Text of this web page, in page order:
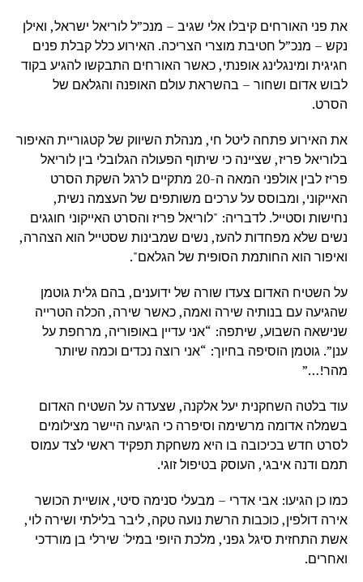
את פני האורחים קיבלו אלי שגיב – מנכ”ל לוריאל ישראל, ואילן
נקש – מנכ”ל חטיבת מוצרי הצריכה. האירוע כלל קבלת פנים
חגיגית ומינגלינג אופנתי, כאשר האורחים התבקשו להגיע בקוד
לבוש אדום ושחור – בהשראת עולם האופנה והגלאם של
הסרט.
את האירוע פתחה ליטל חי, מנהלת השיווק של קטגוריית האיפור
בלוריאל פריז, שציינה כי שיתוף הפעולה הגלובלי בין לוריאל
פריז לבין אולפני המאה ה-20 מתקיים לרגל השקת הסרט
האייקוני, ומבוסס על ערכים משותפים של העצמה נשית,
נחישות וסטייל. לדבריה: "לוריאל פריז והסרט האייקוני חוגגים
נשים שלא מפחדות להעז, נשים שמבינות שסטייל הוא הצהרה,
ואיפור הוא החותמת הסופית של הגלאם".
על השטיח האדום צעדו שורה של ידוענים, בהם גלית גוטמן
שהגיעה עם בנותיה שירה ואמה, כאשר שירה, הכלה הטרייה
שנישאה השבוע, שיתפה: “אני עדיין באופוריה, מרחפת על
ענן”. גוטמן הוסיפה בחיוך: “אני רוצה נכדים וכמה שיותר
מהר!…”
עוד בלטה השחקנית יעל אלקנה, שצעדה על השטיח האדום
בשמלה אדומה מרשימה וסיפרה כי הגיעה היישר מצילומים
לסרט חדש בכיכובה בו היא משחקת תפקיד ראשי לצד עמוס
תמם ודנה איבגי, העוסק בטיפול זוגי.
כמו כן הגיעו: אבי אדרי – מבעלי סנימה סיטי, אושיית הכושר
אירה דולפין, כוכבות הרשת נועה טקה, ליבר בלילתי ושירה לוי,
אשת התחזית סיגל גפני, מלכת היופי במיל' שירלי בן מורדכי
ואחרים.